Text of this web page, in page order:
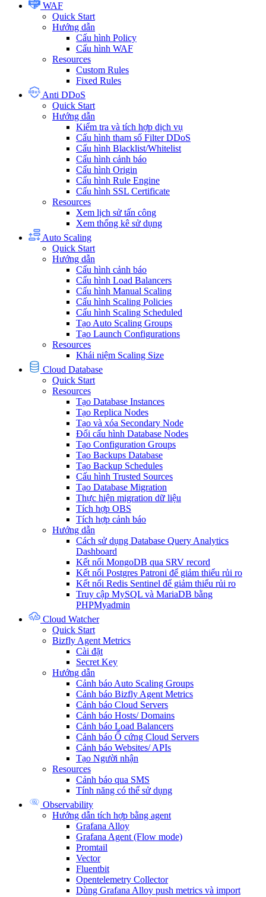
WAF
Quick Start
Hướng dẫn
Cấu hình Policy
Cấu hình WAF
Resources
Custom Rules
Fixed Rules
Anti DDoS
Quick Start
Hướng dẫn
Kiểm tra và tích hợp dịch vụ
Cấu hình tham số Filter DDoS
Cấu hình Blacklist/Whitelist
Cấu hình cảnh báo
Cấu hình Origin
Cấu hình Rule Engine
Cấu hình SSL Certificate
Resources
Xem lịch sử tấn công
Xem thống kê sử dụng
Auto Scaling
Quick Start
Hướng dẫn
Cấu hình cảnh báo
Cấu hình Load Balancers
Cấu hình Manual Scaling
Cấu hình Scaling Policies
Cấu hình Scaling Scheduled
Tạo Auto Scaling Groups
Tạo Launch Configurations
Resources
Khái niệm Scaling Size
Cloud Database
Quick Start
Resources
Tạo Database Instances
Tạo Replica Nodes
Tạo và xóa Secondary Node
Đổi cấu hình Database Nodes
Tạo Configuration Groups
Tạo Backups Database
Tạo Backup Schedules
Cấu hình Trusted Sources
Tạo Database Migration
Thực hiện migration dữ liệu
Tích hợp OBS
Tích hợp cảnh báo
Hướng dẫn
Cách sử dụng Database Query Analytics
Dashboard
Kết nối MongoDB qua SRV record
Kết nối Postgres Patroni để giảm thiểu rủi ro
Kết nối Redis Sentinel để giảm thiểu rủi ro
Truy cập MySQL và MariaDB bằng
PHPMyadmin
Cloud Watcher
Quick Start
Bizfly Agent Metrics
Cài đặt
Secret Key
Hướng dẫn
Cảnh báo Auto Scaling Groups
Cảnh báo Bizfly Agent Metrics
Cảnh báo Cloud Servers
Cảnh báo Hosts/ Domains
Cảnh báo Load Balancers
Cảnh báo Ổ cứng Cloud Servers
Cảnh báo Websites/ APIs
Tạo Người nhận
Resources
Cảnh báo qua SMS
Tính năng có thể sử dụng
Observability
Hướng dẫn tích hợp bằng agent
Grafana Alloy
Grafana Agent (Flow mode)
Promtail
Vector
Fluentbit
Opentelemetry Collector
Dùng Grafana Alloy push metrics và import